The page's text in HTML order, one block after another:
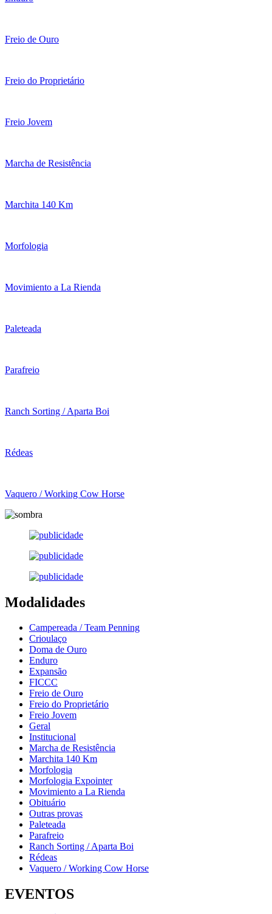
Freio de Ouro
Freio do Proprietário
Freio Jovem
Marcha de Resistência
Marchita 140 Km
Morfologia
Movimiento a La Rienda
Paleteada
Parafreio
Ranch Sorting / Aparta Boi
Rédeas
Vaquero / Working Cow Horse
Modalidades
Campereada / Team Penning
Crioulaço
Doma de Ouro
Enduro
Expansão
FICCC
Freio de Ouro
Freio do Proprietário
Freio Jovem
Geral
Institucional
Marcha de Resistência
Marchita 140 Km
Morfologia
Morfologia Expointer
Movimiento a La Rienda
Obituário
Outras provas
Paleteada
Parafreio
Ranch Sorting / Aparta Boi
Rédeas
Vaquero / Working Cow Horse
EVENTOS